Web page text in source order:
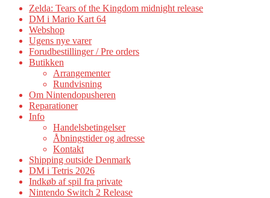
Zelda: Tears of the Kingdom midnight release
DM i Mario Kart 64
Webshop
Ugens nye varer
Forudbestillinger / Pre orders
Butikken
Arrangementer
Rundvisning
Om Nintendopusheren
Reparationer
Info
Handelsbetingelser
Åbningstider og adresse
Kontakt
Shipping outside Denmark
DM i Tetris 2026
Indkøb af spil fra private
Nintendo Switch 2 Release